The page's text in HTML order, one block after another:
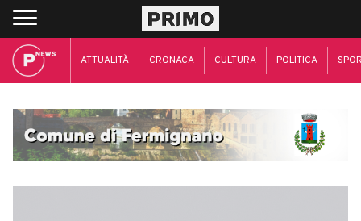
ATTUALITÀ CRONACA CULTURA POLITICA